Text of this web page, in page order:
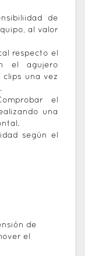
de
al valor
respecto el
el agujero
clips una vez
el
una
según el
de
el